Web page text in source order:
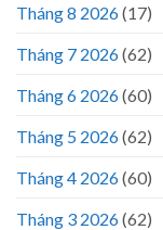
Tháng 8 2026(17)
Tháng 7 2026(62)
Tháng 6 2026(60)
Tháng 5 2026(62)
Tháng 4 2026(60)
Tháng 3 2026(62)